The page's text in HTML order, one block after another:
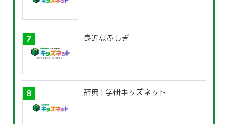
身近なふしぎ
辞典 | 学研キッズネット